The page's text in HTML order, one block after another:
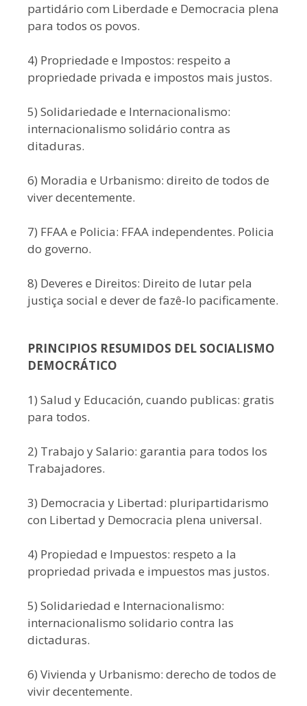
partidário com Liberdade e Democracia plena
para todos os povos.
4) Propriedade e Impostos: respeito a
propriedade privada e impostos mais justos.
5) Solidariedade e Internacionalismo:
internacionalismo solidário contra as
ditaduras.
6) Moradia e Urbanismo: direito de todos de
viver decentemente.
7) FFAA e Policia: FFAA independentes. Policia
do governo.
8) Deveres e Direitos: Direito de lutar pela
justiça social e dever de fazê-lo pacificamente.
PRINCIPIOS RESUMIDOS DEL SOCIALISMO
DEMOCRÁTICO
1) Salud y Educación, cuando publicas: gratis
para todos.
2) Trabajo y Salario: garantia para todos los
Trabajadores.
3) Democracia y Libertad: pluripartidarismo
con Libertad y Democracia plena universal.
4) Propiedad e Impuestos: respeto a la
propriedad privada e impuestos mas justos.
5) Solidariedad e Internacionalismo:
internacionalismo solidario contra las
dictaduras.
6) Vivienda y Urbanismo: derecho de todos de
vivir decentemente.